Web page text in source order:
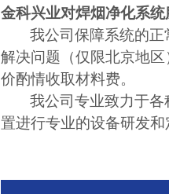
金科兴业对焊烟净化系统
我公司保障系统的
解决问题（仅限北京地
价酌情收取材料费。
我公司专业致力于
置进行专业的设备研发和